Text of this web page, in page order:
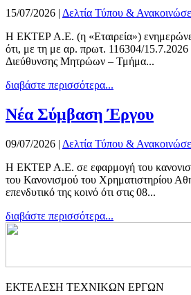
15/07/2026 | Δελτία Τύπου &
Η ΕΚΤΕΡ Α.Ε. (η «Εταιρεία»)
ότι, με τη με αρ. πρωτ. 116304/
Διεύθυνσης Μητρώων – Τμήμα...
διαβάστε περισσότερα...
Νέα Σύμβαση Έργου
09/07/2026 | Δελτία Τύπου &
Η ΕΚΤΕΡ Α.Ε. σε εφαρμογή του
του Κανονισμού του Χρηματιστηρίου
επενδυτικό της κοινό ότι στις 08...
διαβάστε περισσότερα...
ΕΚΤΕΛΕΣΗ ΤΕΧΝΙΚΩΝ ΕΡΓΩΝ